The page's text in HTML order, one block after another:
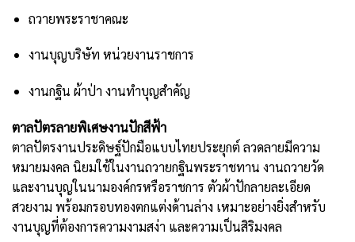
ถวายพระราชาคณะ
งานบุญบริษัท หน่วยงานราชการ
งานกฐิน ผ้าป่า งานทำบุญสำคัญ
ตาลปัตรลายพิเศษงานปักสีฟ้า
ตาลปัตรงานประดิษฐ์ปักมือแบบไทยประยุกต์ ลวดลายมีความ
หมายมงคล นิยมใช้ในงานถวายกฐินพระราชทาน งานถวายวัด
และงานบุญในนามองค์กรหรือราชการ ตัวผ้าปักลายละเอียด
สวยงาม พร้อมกรอบทองตกแต่งด้านล่าง เหมาะอย่างยิ่งสำหรับ
งานบุญที่ต้องการความงามสง่า และความเป็นสิริมงคล